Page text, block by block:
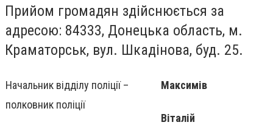
Прийом громадян здійснюється за
адресою: 84333, Донецька область, м.
Краматорськ, вул. Шкадінова, буд. 25.
Начальник відділу поліції –
полковник поліції
Максимів
Віталій